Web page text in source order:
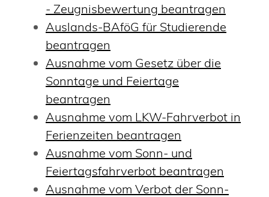
- Zeugnisbewertung beantragen
Auslands-BAföG für Studierende
beantragen
Ausnahme vom Gesetz über die
Sonntage und Feiertage
beantragen
Ausnahme vom LKW-Fahrverbot in
Ferienzeiten beantragen
Ausnahme vom Sonn- und
Feiertagsfahrverbot beantragen
Ausnahme vom Verbot der Sonn-